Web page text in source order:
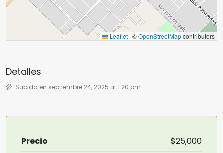
Leaflet | ©OpenStreetMapcontributors
Detalles
Subida en septiembre 24, 2025 at 1:20 pm
Precio
$25,000